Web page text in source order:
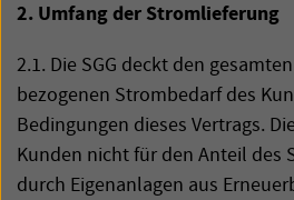
2. Umfang der Stromlieferung
2.1. Die SGG deckt den
bezogenen Strombedarf des
Bedingungen dieses Vertrags. Die
Kunden nicht für den Anteil des
durch Eigenanlagen aus